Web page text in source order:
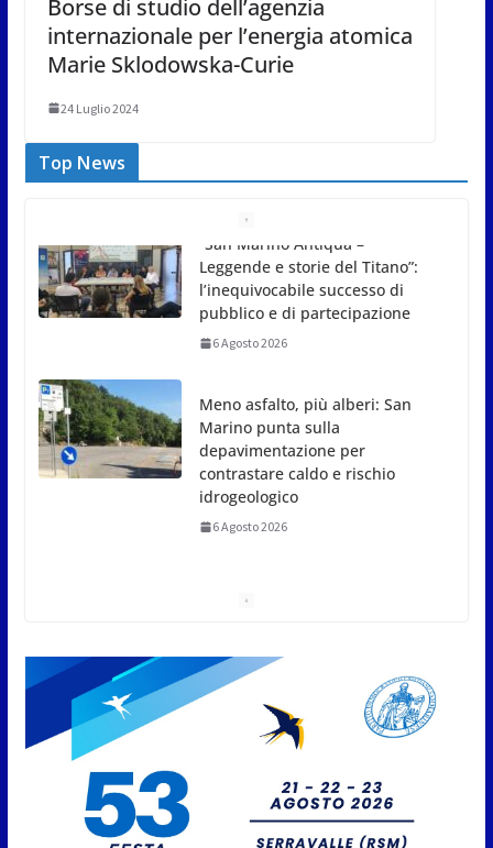
Borse di studio dell’agenzia
internazionale per l’energia atomica
Marie Sklodowska-Curie
24 Luglio 2024
Top News
Meno asfalto, più alberi: San
Marino punta sulla
depavimentazione per
contrastare caldo e rischio
San Marino. USL: l’inferno di
Marcinelle diventi monito e
memoria collettiva
6 Agosto 2026
Protezione Civile San Marino.
Incendi boschivi: attivazione
della fase preliminare di
6 Agosto 2026